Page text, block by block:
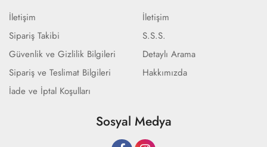
İletişim
Sipariş Takibi
Güvenlik ve Gizlilik Bilgileri
Sipariş ve Teslimat Bilgileri
İade ve İptal Koşulları
İletişim
S.S.S.
Detaylı Arama
Hakkımızda
Sosyal Medya